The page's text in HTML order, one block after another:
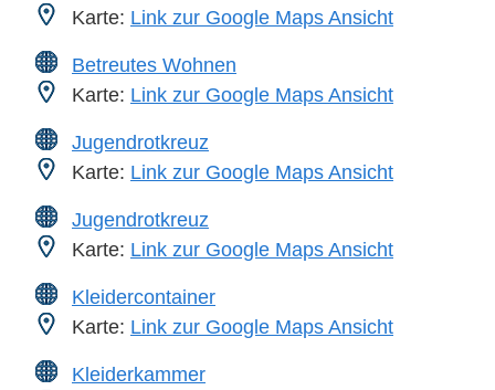
Karte: Link zur Google Maps Ansicht
Betreutes Wohnen
Karte: Link zur Google Maps Ansicht
Jugendrotkreuz
Karte: Link zur Google Maps Ansicht
Jugendrotkreuz
Karte: Link zur Google Maps Ansicht
Kleidercontainer
Karte: Link zur Google Maps Ansicht
Kleiderkammer